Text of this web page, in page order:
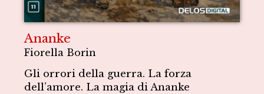
Ananke
Fiorella Borin
Gli orrori della guerra. La forza
dell’amore. La magia di Ananke